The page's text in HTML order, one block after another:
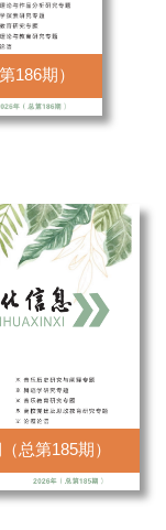
186期）
总第185期）